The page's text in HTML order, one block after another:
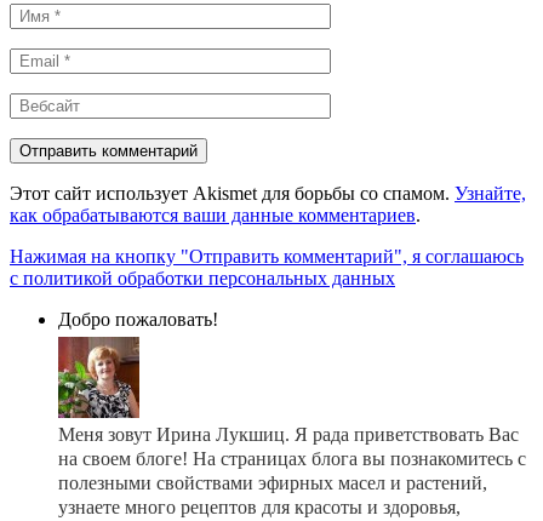
Имя
*
Email
*
Вебсайт
Этот сайт использует Akismet для борьбы со спамом. Узнайте,
как обрабатываются ваши данные комментариев.
Нажимая на кнопку "Отправить комментарий", я соглашаюсь
с политикой обработки персональных данных
Добро пожаловать!
Меня зовут Ирина Лукшиц. Я рада приветствовать Вас
на своем блоге! На страницах блога вы познакомитесь с
полезными свойствами эфирных масел и растений,
узнаете много рецептов для красоты и здоровья,